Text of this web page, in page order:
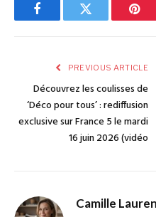
FacebookTwitter
PREVIOUS ARTICLE
Découvrez les coulisses de
‘Déco pour tous’ : rediffusion
exclusive sur France 5 le mardi
16 juin 2026 (vidéo
Camille